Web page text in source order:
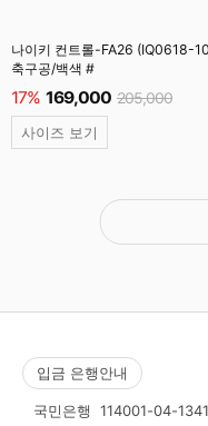
나이키 컨트롤-FA26 (IQ0618-
축구공/백색 #
17% 169,000 205,000
사이즈 보기
입금 은행안내
국민은행 114001-04-